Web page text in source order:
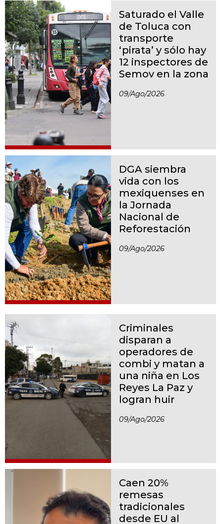
Saturado el Valle
de Toluca con
transporte
‘pirata’ y sólo hay
12 inspectores de
Semov en la zona
09/ago/2026
DGA siembra
vida con los
mexiquenses en
la Jornada
Nacional de
Reforestación
09/ago/2026
Criminales
disparan a
operadores de
combi y matan a
una niña en Los
Reyes La Paz y
logran huir
09/ago/2026
Caen 20%
remesas
tradicionales
desde EU al